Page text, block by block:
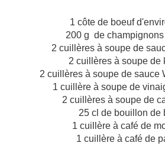
1 côte de boeuf
200 g de
2 cuillères à soupe de
2 cuillères à soupe de
2 cuillères à soupe de sauce
1 cuillère à soupe de
2 cuillères à soupe de
25 cl de bouillon de
1 cuillère à café de
1 cuillère à café de